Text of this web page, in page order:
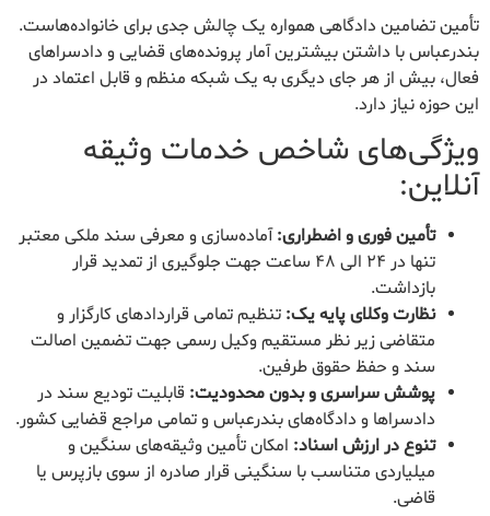
تأمین تضامین دادگاهی همواره یک چالش جدی برای خانواده‌هاست.
بندرعباس با داشتن بیشترین آمار پرونده‌های قضایی و دادسراهای
فعال، بیش از هر جای دیگری به یک شبکه منظم و قابل اعتماد در
این حوزه نیاز دارد.
ویژگی‌های شاخص خدمات وثیقه
آنلاین:
تأمین فوری و اضطراری:آماده‌سازی و معرفی سند ملکی معتبر
تنها در ۲۴ الی ۴۸ ساعت جهت جلوگیری از تمدید قرار
بازداشت.
نظارت وکلای پایه یک: تنظیم تمامی قراردادهای کارگزار و
متقاضی زیر نظر مستقیم وکیل رسمی جهت تضمین اصالت
سند و حفظ حقوق طرفین.
پوشش سراسری و بدون محدودیت: قابلیت تودیع سند در
دادسراها و دادگاه‌های بندرعباس و تمامی مراجع قضایی کشور.
تنوع در ارزش اسناد: امکان تأمین وثیقه‌های سنگین و
میلیاردی متناسب با سنگینی قرار صادره از سوی بازپرس یا
قاضی.